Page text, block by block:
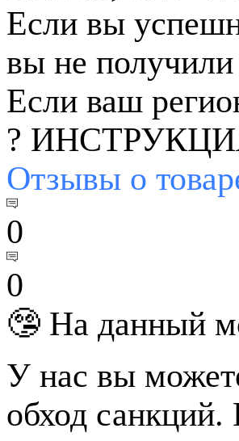
Если вы
вы не
Если ваш
?
Отзывы о
0
0
🤥 На данный
У нас вы
обход